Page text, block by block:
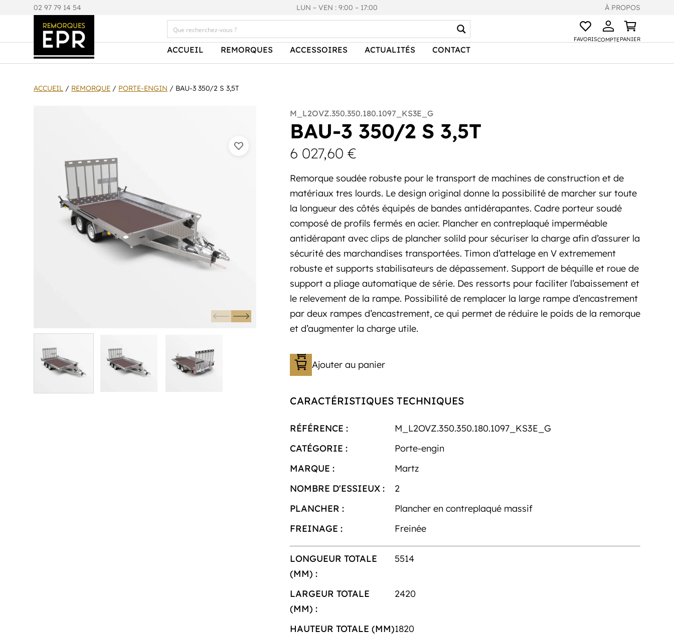
02 97 79 14 54 LUN – VEN : 9:00 – 17:00 À PROPOS
ACCUEIL REMORQUES ACCESSOIRES ACTUALITÉS CONTACT
FAVORISCOMPTEPANIER
ACCUEIL / REMORQUE / PORTE-ENGIN / BAU-3 350/2 S 3,5T
M_L2OVZ.350.350.180.1097_KS3E_G
BAU-3 350/2 S 3,5T
6 027,60 €
Remorque soudée robuste pour le transport de machines de construction et de
matériaux tres lourds. Le design original donne la possibilité de marcher sur toute
la longueur des côtés équipés de bandes antidérapantes. Cadre porteur soudé
composé de profils fermés en acier. Plancher en contreplaqué imperméable
antidérapant avec clips de plancher solild pour sécuriser la charge afin d’assurer la
sécurité des marchandises transportées. Timon d’attelage en V extremement
robuste et supports stabilisateurs de dépassement. Support de béquille et roue de
support a pliage automatique de série. Des ressorts pour faciliter l’abaissement et
le relevement de la rampe. Possibilité de remplacer la large rampe d’encastrement
par deux rampes d’encastrement, ce qui permet de réduire le poids de la remorque
et d’augmenter la charge utile.
Ajouter au panier
CARACTÉRISTIQUES TECHNIQUES
RÉFÉRENCE :
M_L2OVZ.350.350.180.1097_KS3E_G
CATÉGORIE :
Porte-engin
MARQUE :
Martz
NOMBRE D'ESSIEUX :
2
PLANCHER :
Plancher en contreplaqué massif
FREINAGE :
Freinée
LONGUEUR TOTALE
(MM) :
5514
LARGEUR TOTALE
(MM) :
2420
HAUTEUR TOTALE (MM)1820